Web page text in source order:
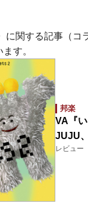
に関する記事（コ
す。
邦楽
VA『
JUJU
レビュー